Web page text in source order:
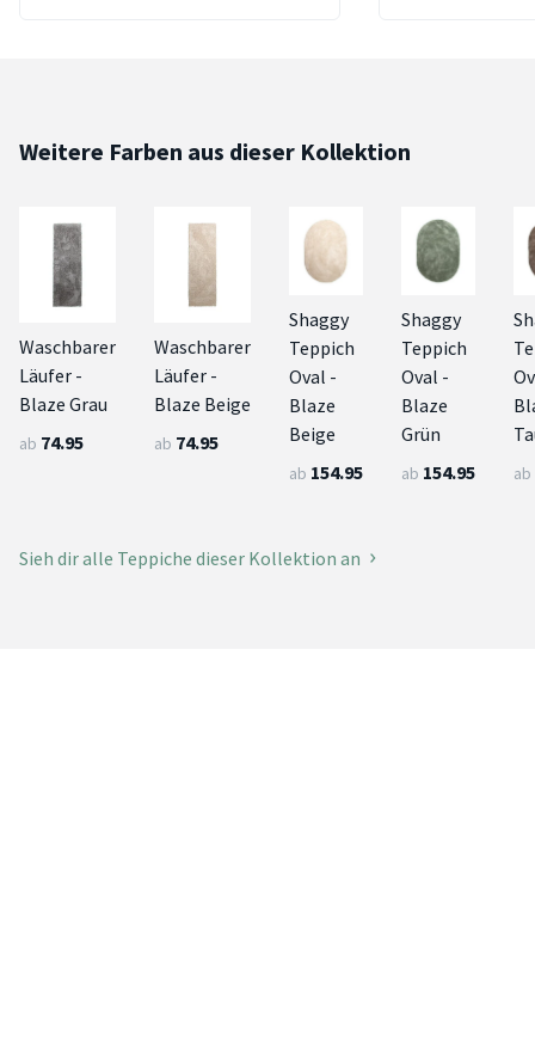
Weitere Farben aus dieser Kollektion
Waschbarer
Läufer -
Blaze Grau
ab 74.95
Waschbarer
Läufer -
Blaze Beige
ab 74.95
Shaggy
Teppich
Oval -
Blaze
Beige
ab 154.95
Shaggy
Teppich
Oval -
Blaze
Grün
ab 154.95 ab
Sieh dir alle Teppiche dieser Kollektion an